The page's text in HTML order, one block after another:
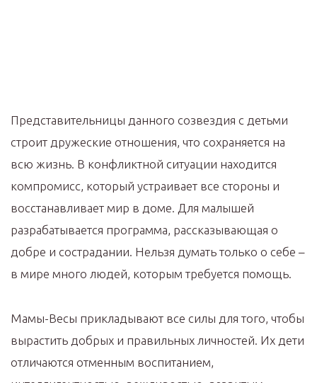
Представительницы данного созвездия с детьми
строит дружеские отношения, что сохраняется на
всю жизнь. В конфликтной ситуации находится
компромисс, который устраивает все стороны и
восстанавливает мир в доме. Для малышей
разрабатывается программа, рассказывающая о
добре и сострадании. Нельзя думать только о себе –
в мире много людей, которым требуется помощь.
Мамы-Весы прикладывают все силы для того, чтобы
вырастить добрых и правильных личностей. Их дети
отличаются отменным воспитанием,